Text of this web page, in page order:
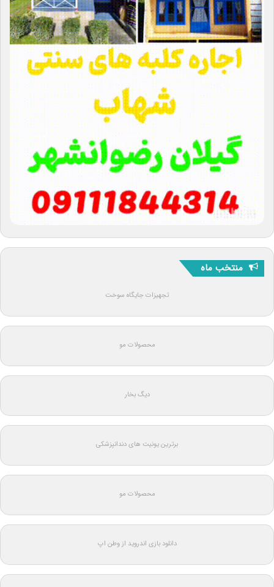
منتخب ماه
تجهیزات جایگاه سوخت
محصولات مو
دیگ بخار
برترین یونیت های دندانپزشکی
محصولات مو
دانلود بازی اندروید از وطن اپ